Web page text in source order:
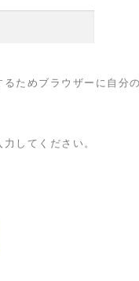
ためブラウザーに自分
してください。